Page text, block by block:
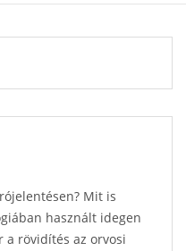
Mit is
használt idegen
a rövidítés az orvosi